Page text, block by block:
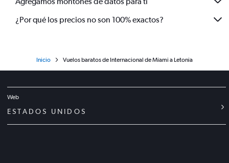
¿Por qué los precios no son 100% exactos?
Inicio Vuelos baratos de Internacional de Miami a Letonia
Web
ESTADOS UNIDOS